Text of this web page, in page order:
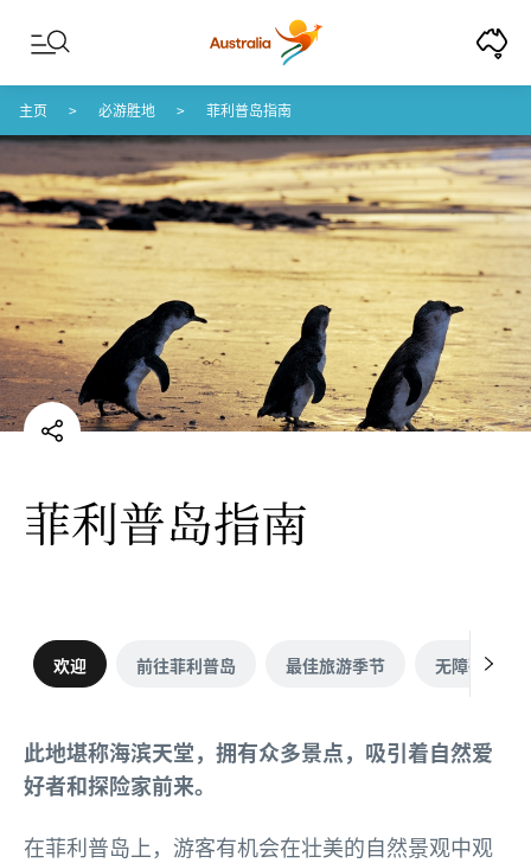
Skip to content
Skip to footer navigation
主页 必游胜地 菲利普岛指南
菲利普岛指南
欢迎 前往菲利普岛 最佳旅游季节 无障碍服务
此地堪称海滨天堂，拥有众多景点，吸引着自然爱
好者和探险家前来。
在菲利普岛上，游客有机会在壮美的自然景观中观